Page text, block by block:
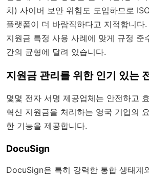
치) 사이버 보안 위험도 도입하므로
플랫폼이 더 바람직하다고 지적합니다
지원금 특정 사용 사례에 맞게 규정 준
간의 균형에 달려 있습니다.
지원금 관리를 위한 인기 있는
몇몇 전자 서명 제공업체는 안전하고
혁신 지원금을 처리하는 영국 기업의
한 기능을 제공합니다.
DocuSign
DocuSign은 특히 강력한 통합 생태계